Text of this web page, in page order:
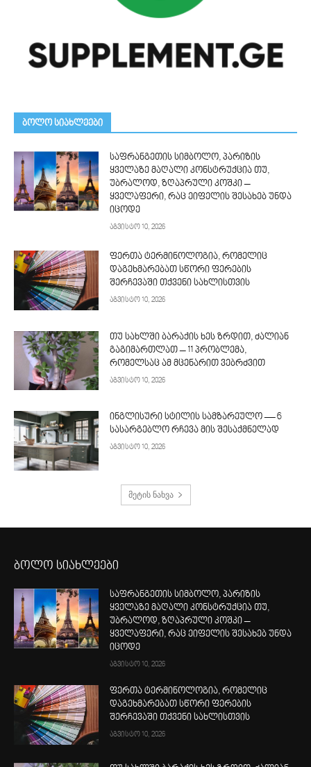
ᲑᲝᲚᲝ ᲡᲘᲐᲮᲚᲔᲔᲑᲘ
საფრანგეთის სიმბოლო, პარიზის
ყველაზე მაღალი კონსტრუქცია თუ,
უბრალოდ, ზღაპრული კოშკი –
ყველაფერი, რაც ეიფელის შესახებ უნდა
იცოდე
აგვისტო 10, 2026
ფერთა ტერმინოლოგია, რომელიც
დაგეხმარებათ სწორი ფერების
შერჩევაში თქვენი სახლისთვის
აგვისტო 10, 2026
თუ სახლში ბარაქის ხეს ზრდით, ძალიან
გაგიმართლათ – 11 პრობლემა,
რომელსაც ამ მცენარით ვებრძვით
აგვისტო 10, 2026
ინგლისური სტილის სამზარეულო — 6
სასარგებლო რჩევა მის შესაქმნელად
აგვისტო 10, 2026
მეტის ნახვა
ბოლო სიახლეები
საფრანგეთის სიმბოლო, პარიზის
ყველაზე მაღალი კონსტრუქცია თუ,
უბრალოდ, ზღაპრული კოშკი –
ყველაფერი, რაც ეიფელის შესახებ უნდა
იცოდე
აგვისტო 10, 2026
ფერთა ტერმინოლოგია, რომელიც
დაგეხმარებათ სწორი ფერების
შერჩევაში თქვენი სახლისთვის
აგვისტო 10, 2026